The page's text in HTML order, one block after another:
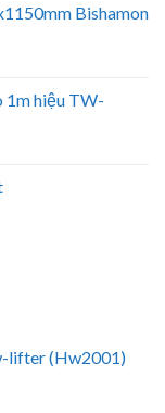
Bishamon
1m hiệu TW-
lifter (Hw2001)